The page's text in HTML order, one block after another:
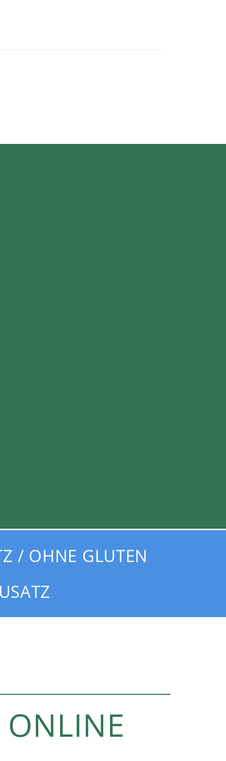
/ OHNE GLUTEN